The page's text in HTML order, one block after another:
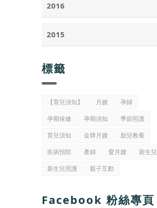
2016
2015
標籤
【育兒須知】 月嫂
孕婦
孕期保健
孕期須知
季節照護
育兒須知
金牌月嫂
胎兒教養
疾病預防
產婦 愛月嫂
新生兒
新生兒照護
親子互動
Facebook 粉絲專頁